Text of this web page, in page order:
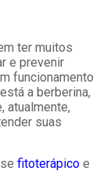
ter muitos
e prevenir
funcionamento
a berberina,
atualmente,
suas
fitoterápico e